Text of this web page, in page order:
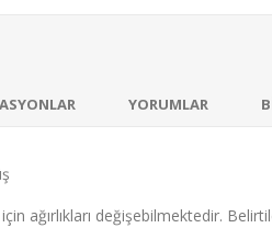
YORUMLAR
ağırlıkları değişebilmektedir.